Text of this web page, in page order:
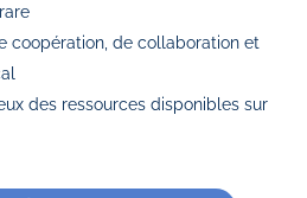
coopération, de collaboration et
des ressources disponibles sur